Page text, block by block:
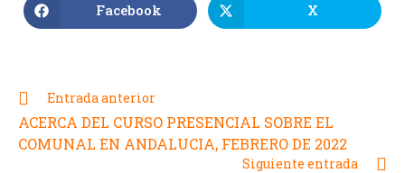
Facebook X
Entrada anterior
ACERCA DEL CURSO PRESENCIAL SOBRE EL
COMUNAL EN ANDALUCIA, FEBRERO DE 2022
Siguiente entrada